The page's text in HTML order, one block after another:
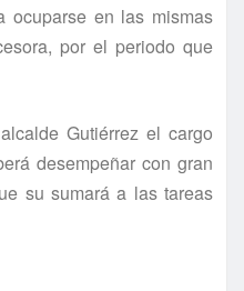
ocuparse en las mismas
por el periodo que
Gutiérrez el cargo
desempeñar con gran
su sumará a las tareas